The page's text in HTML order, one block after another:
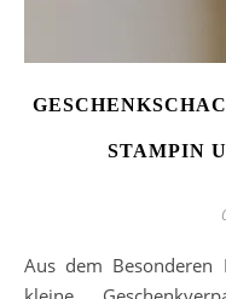
STAMPIN
Aus dem Besonderen Designerpapier Winterzauber sind